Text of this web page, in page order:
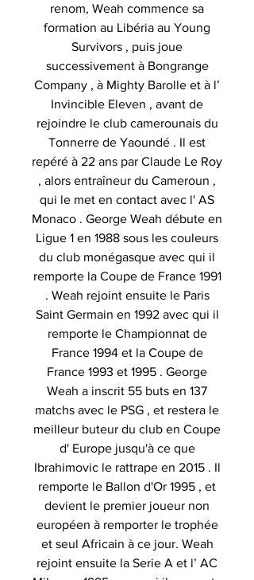
renom, Weah commence sa
formation au Libéria au Young
Survivors , puis joue
successivement à Bongrange
Company , à Mighty Barolle et à l’
Invincible Eleven , avant de
rejoindre le club camerounais du
Tonnerre de Yaoundé . Il est
repéré à 22 ans par Claude Le Roy
, alors entraîneur du Cameroun ,
qui le met en contact avec l' AS
Monaco . George Weah débute en
Ligue 1 en 1988 sous les couleurs
du club monégasque avec qui il
remporte la Coupe de France 1991
. Weah rejoint ensuite le Paris
Saint Germain en 1992 avec qui il
remporte le Championnat de
France 1994 et la Coupe de
France 1993 et 1995 . George
Weah a inscrit 55 buts en 137
matchs avec le PSG , et restera le
meilleur buteur du club en Coupe
d' Europe jusqu'à ce que
Ibrahimovic le rattrape en 2015 . Il
remporte le Ballon d'Or 1995 , et
devient le premier joueur non
européen à remporter le trophée
et seul Africain à ce jour. Weah
rejoint ensuite la Serie A et l’ AC